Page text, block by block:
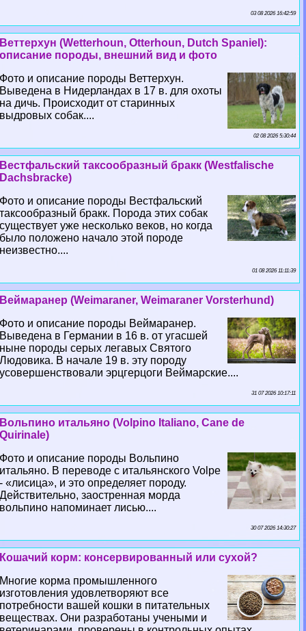
03 08 2026 16:42:59
Веттерхун (Wetterhoun, Otterhoun, Dutch Spaniel):
описание породы, внешний вид и фото
Фото и описание породы Веттерхун.
Выведена в Нидерландах в 17 в. для охоты
на дичь. Происходит от старинных
выдровых собак....
02 08 2026 5:30:44
Вестфальский таксообразный бpaкк (Westfalische
Dachsbracke)
Фото и описание породы Вестфальский
таксообразный бpaкк. Порода этих собак
существует уже несколько веков, но когда
было положено начало этой породе
неизвестно....
01 08 2026 11:11:39
Веймаранер (Weimaraner, Weimaraner Vorsterhund)
Фото и описание породы Веймаранер.
Выведена в Германии в 16 в. от угасшей
ныне породы серых легавых Святого
Людовика. В начале 19 в. эту породу
усовершенствовали эрцгерцоги Веймарские....
31 07 2026 10:17:11
Вольпино итальяно (Volpino Italiano, Cane de
Quirinale)
Фото и описание породы Вольпино
итальяно. В переводе с итальянского Volpe
- «лисица», и это определяет породу.
Действительно, заостренная морда
вольпино напоминает лисью....
30 07 2026 14:30:27
Кошачий корм: консервированный или сухой?
Многие корма промышленного
изготовления удовлетворяют все
потребности вашей кошки в питательных
веществах. Они разработаны учеными и